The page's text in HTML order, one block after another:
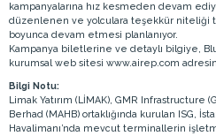
kampanyalarına hız kesmeden devam
düzenlenen ve yolculara teşekkür niteliği
boyunca devam etmesi planlanıyor.
Kampanya biletlerine ve detaylı bilgiye,
kurumsal web sitesi www.airep.com
Bilgi Notu:
Limak Yatırım (LİMAK), GMR Infrastructure
Berhad (MAHB) ortaklığında kurulan ISG,
Havalimanı’nda mevcut terminallerin